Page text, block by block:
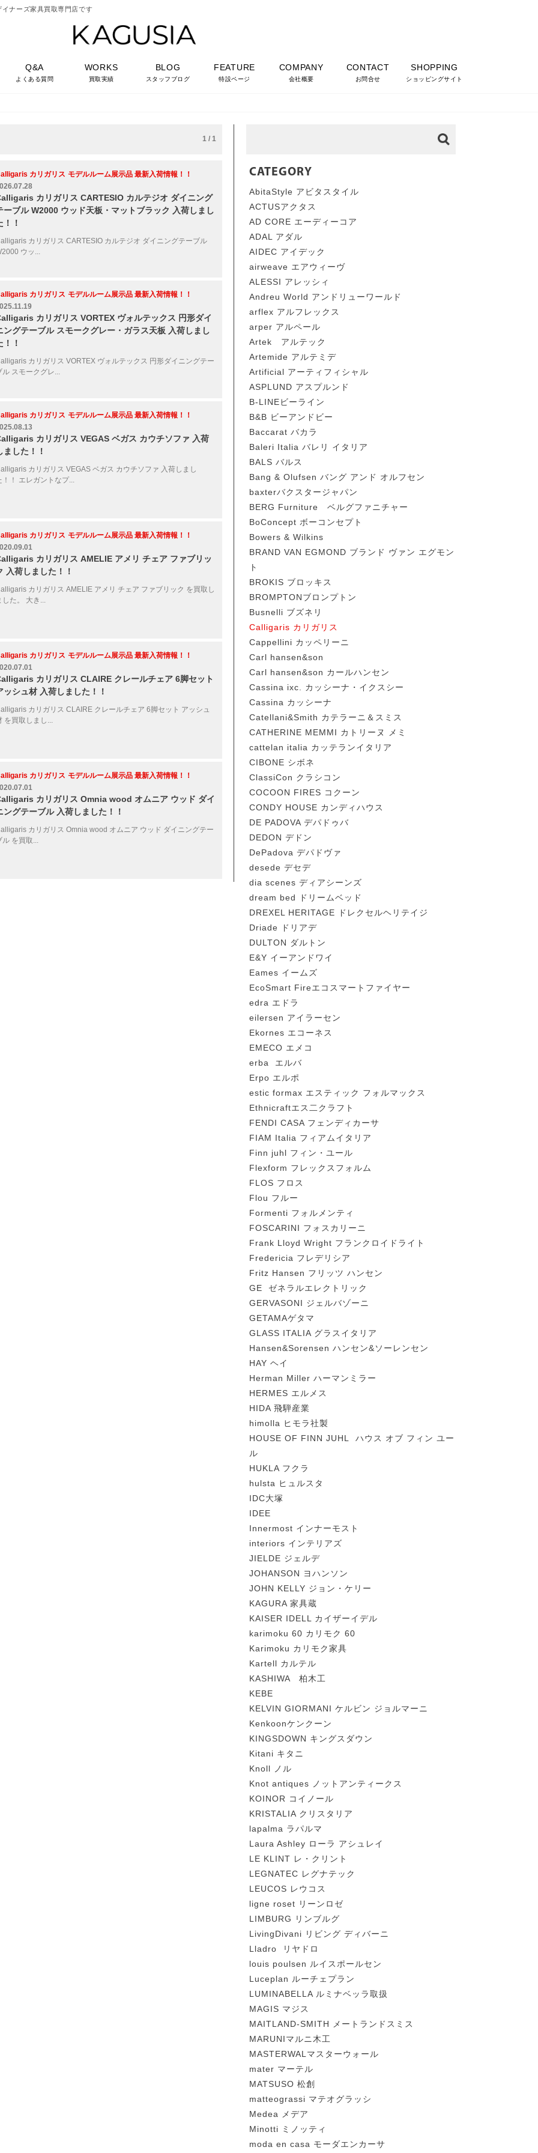
ナーズ家具買取専門店です
Q&A
よくある質問
WORKS
買取実績
BLOG
スタッフブログ
FEATURE
特設ページ
COMPANY
会社概要
CONTACT
お問合せ
SHOPPING
ショッピングサイト
1 / 1
カリガリス モデルルーム展示品 最新入荷情報！！
カリガリス CARTESIO カルテジオ ダイニング
ーブル W2000 ウッド天板・マットブラック 入荷しまし
！！
カリガリス CARTESIO カルテジオ ダイニングテーブル
ウッ...
カリガリス モデルルーム展示品 最新入荷情報！！
カリガリス VORTEX ヴォルテックス 円形ダイ
ングテーブル スモークグレー・ガラス天板 入荷しまし
！！
カリガリス VORTEX ヴォルテックス 円形ダイニングテー
ル スモークグレ...
カリガリス モデルルーム展示品 最新入荷情報！！
カリガリス VEGAS ベガス カウチソファ 入荷
ました！！
カリガリス VEGAS ベガス カウチソファ 入荷しまし
！！ エレガントなプ...
カリガリス モデルルーム展示品 最新入荷情報！！
カリガリス AMELIE アメリ チェア ファブリッ
入荷しました！！
カリガリス AMELIE アメリ チェア ファブリック を買取し
した。 大き...
カリガリス モデルルーム展示品 最新入荷情報！！
カリガリス CLAIRE クレールチェア 6脚セット
ッシュ材 入荷しました！！
カリガリス CLAIRE クレールチェア 6脚セット アッシュ
を買取しまし...
カリガリス モデルルーム展示品 最新入荷情報！！
カリガリス Omnia wood オムニア ウッド ダイ
ングテーブル 入荷しました！！
カリガリス Omnia wood オムニア ウッド ダイニングテー
ル を買取...
CATEGORY
AbitaStyle アビタスタイル
ACTUSアクタス
AD CORE エーディーコア
ADAL アダル
AIDEC アイデック
airweave エアウィーヴ
ALESSI アレッシィ
Andreu World アンドリューワールド
arflex アルフレックス
arper アルペール
Artek アルテック
Artemide アルテミデ
Artificial アーティフィシャル
ASPLUND アスプルンド
B-LINEビーライン
B&B ビーアンドビー
Baccarat バカラ
Baleri Italia バレリ イタリア
BALS バルス
Bang & Olufsen バング アンド オルフセン
baxterバクスタージャパン
BERG Furniture ベルグファニチャー
BoConcept ボーコンセプト
Bowers & Wilkins
BRAND VAN EGMOND ブランド ヴァン エグモン
ト
BROKIS ブロッキス
BROMPTONブロンプトン
Busnelli ブズネリ
Calligaris カリガリス
Cappellini カッペリーニ
Carl hansen&son
Carl hansen&son カールハンセン
Cassina ixc. カッシーナ・イクスシー
Cassina カッシーナ
Catellani&Smith カテラーニ＆スミス
CATHERINE MEMMI カトリーヌ メミ
cattelan italia カッテランイタリア
CIBONE シボネ
ClassiCon クラシコン
COCOON FIRES コクーン
CONDY HOUSE カンディハウス
DE PADOVA デパドゥバ
DEDON デドン
DePadova デパドヴァ
desede デセデ
dia scenes ディアシーンズ
dream bed ドリームベッド
DREXEL HERITAGE ドレクセルヘリテイジ
Driade ドリアデ
DULTON ダルトン
E&Y イーアンドワイ
Eames イームズ
EcoSmart Fireエコスマートファイヤー
edra エドラ
eilersen アイラーセン
Ekornes エコーネス
EMECO エメコ
erba エルバ
Erpo エルポ
estic formax エスティック フォルマックス
Ethnicraftエス二クラフト
FENDI CASA フェンディカーサ
FIAM Italia フィアムイタリア
Finn juhl フィン・ユール
Flexform フレックスフォルム
FLOS フロス
Flou フルー
Formenti フォルメンティ
FOSCARINI フォスカリーニ
Frank Lloyd Wright フランクロイドライト
Fredericia フレデリシア
Fritz Hansen フリッツ ハンセン
GE ゼネラルエレクトリック
GERVASONI ジェルバゾーニ
GETAMAゲタマ
GLASS ITALIA グラスイタリア
Hansen&Sorensen ハンセン&ソーレンセン
HAY ヘイ
Herman Miller ハーマンミラー
HERMES エルメス
HIDA 飛騨産業
himolla ヒモラ社製
HOUSE OF FINN JUHL ハウス オブ フィン ユー
ル
HUKLA フクラ
hulsta ヒュルスタ
IDC大塚
IDEE
Innermost インナーモスト
interiors インテリアズ
JIELDE ジェルデ
JOHANSON ヨハンソン
JOHN KELLY ジョン・ケリー
KAGURA 家具蔵
KAISER IDELL カイザーイデル
karimoku 60 カリモク 60
Karimoku カリモク家具
Kartell カルテル
KASHIWA 柏木工
KEBE
KELVIN GIORMANI ケルビン ジョルマーニ
Kenkoonケンクーン
KINGSDOWN キングスダウン
Kitani キタニ
Knoll ノル
Knot antiques ノットアンティークス
KOINOR コイノール
KRISTALIA クリスタリア
lapalma ラパルマ
Laura Ashley ローラ アシュレイ
LE KLINT レ・クリント
LEGNATEC レグナテック
LEUCOS レウコス
ligne roset リーンロゼ
LIMBURG リンブルグ
LivingDivani リビング ディバーニ
Lladro リヤドロ
louis poulsen ルイスポールセン
Luceplan ルーチェプラン
LUMINABELLA ルミナベッラ取扱
MAGIS マジス
MAITLAND-SMITH メートランドスミス
MARUNIマルニ木工
MASTERWALマスターウォール
mater マーテル
MATSUSO 松創
matteograssi マテオグラッシ
Medea メデア
Minotti ミノッティ
moda en casa モーダエンカーサ